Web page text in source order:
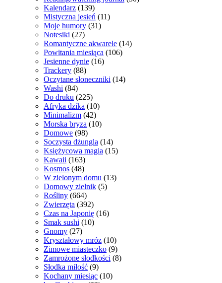
Kalendarz (139)
Mistyczna jesień (11)
Moje humory (31)
Notesiki (27)
Romantyczne akwarele (14)
Powitania miesiąca (106)
Jesienne dynie (16)
Trackery (88)
Oczytane słoneczniki (14)
Washi (84)
Do druku (225)
Afryka dzika (10)
Minimalizm (42)
Morska bryza (10)
Domowe (98)
Soczysta dżungla (14)
Księżycowa magia (15)
Kawaii (163)
Kosmos (48)
W zielonym domu (13)
Domowy zielnik (5)
Rośliny (664)
Zwierzęta (392)
Czas na Japonię (16)
Smak sushi (10)
Gnomy (27)
Kryształowy mróz (10)
Zimowe miasteczko (9)
Zamrożone słodkości (8)
Słodka miłość (9)
Kochany miesiąc (10)